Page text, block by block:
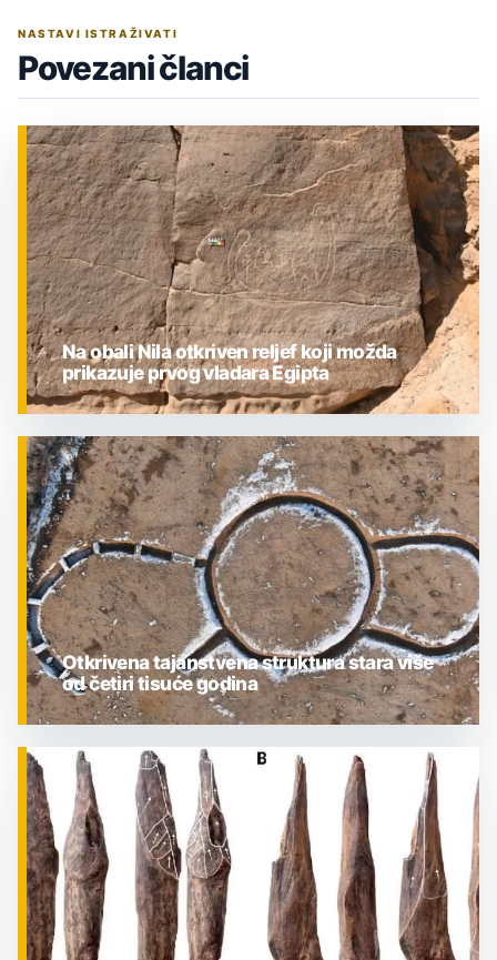
NASTAVI ISTRAŽIVATI
Povezani članci
ZNANOST
Na obali Nila otkriven reljef koji možda
prikazuje prvog vladara Egipta
ZNANOST
Otkrivena tajanstvena struktura stara više
od četiri tisuće godina